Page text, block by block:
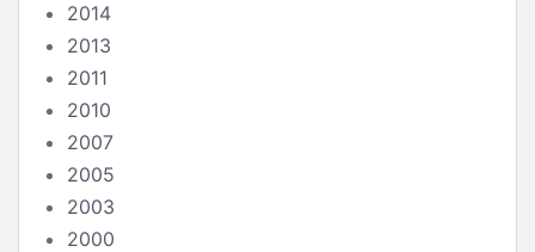
2014
2013
2011
2010
2007
2005
2003
2000